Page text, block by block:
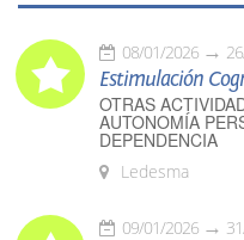
08/01/2026
Estimulación
OTRAS
AUTONOMÍA
DEPENDENCIA
Ledesma
09/01/2026